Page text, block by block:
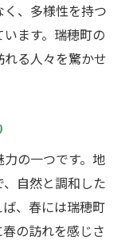
、多様性を持つ
ます。瑞穂町の
る人々を驚かせ
の一つです。地
自然と調和した
、春には瑞穂町
の訪れを感じさ